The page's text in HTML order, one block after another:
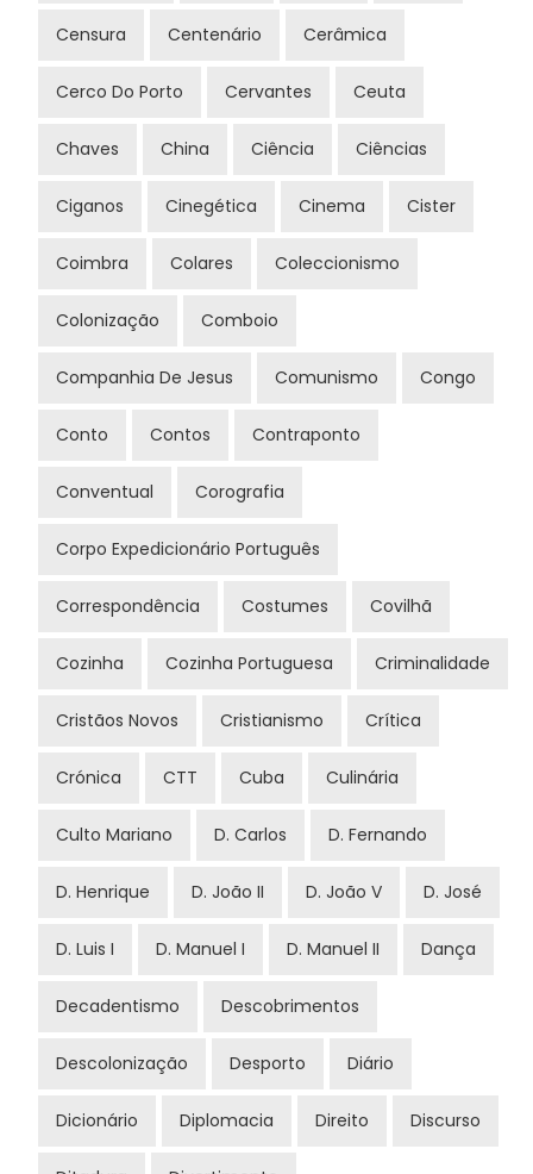
Censura Centenário Cerâmica
Cerco Do Porto Cervantes Ceuta
Chaves China Ciência Ciências
Ciganos Cinegética Cinema Cister
Coimbra Colares Coleccionismo
Colonização Comboio
Companhia De Jesus Comunismo Congo
Conto Contos Contraponto
Conventual Corografia
Corpo Expedicionário Português
Correspondência Costumes Covilhã
Cozinha Cozinha Portuguesa Criminalidade
Cristãos Novos Cristianismo Crítica
Crónica CTT Cuba Culinária
Culto Mariano D. Carlos D. Fernando
D. Henrique D. João II D. João V D. José
D. Luis I D. Manuel I D. Manuel II Dança
Decadentismo Descobrimentos
Descolonização Desporto Diário
Dicionário Diplomacia Direito Discurso